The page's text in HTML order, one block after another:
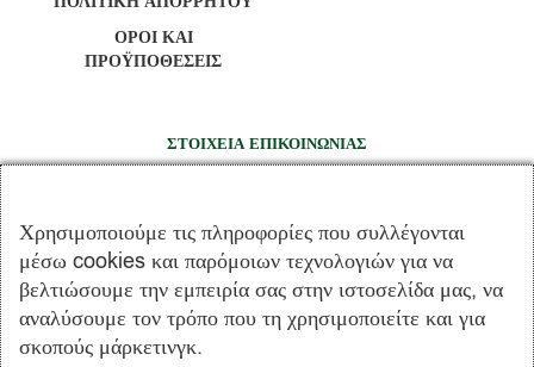
ΟΡΟΙ ΚΑΙ
ΠΡΟΫΠΟΘΕΣΕΙΣ
ΣΤΟΙΧΕΙΑ ΕΠΙΚΟΙΝΩΝΙΑΣ
+30 22213 08054
+30 22623 07596
+30 22623 07597
info@terrapack.gr
Χρησιμοποιούμε τις πληροφορίες που συλλέγονται
μέσω cookies και παρόμοιων τεχνολογιών για να
βελτιώσουμε την εμπειρία σας στην ιστοσελίδα μας, να
αναλύσουμε τον τρόπο που τη χρησιμοποιείτε και για
σκοπούς μάρκετινγκ.